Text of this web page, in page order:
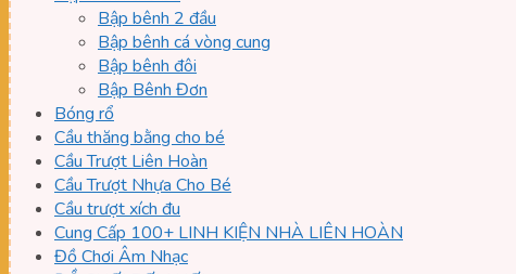
Bập bênh 2 đầu
Bập bênh cá vòng cung
Bập bênh đôi
Bập Bênh Đơn
Bóng rổ
Cầu thăng bằng cho bé
Cầu Trượt Liên Hoàn
Cầu Trượt Nhựa Cho Bé
Cầu trượt xích đu
Cung Cấp 100+ LINH KIỆN NHÀ LIÊN HOÀN
Đồ Chơi Âm Nhạc